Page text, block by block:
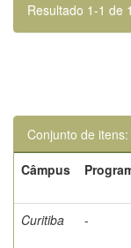
Resultado 1-1 de
Conjunto de itens:
Câmpus
Curitiba -